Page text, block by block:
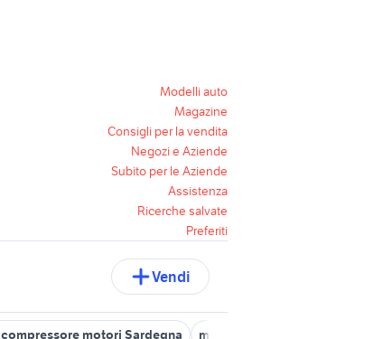
Modelli auto
Magazine
Consigli per la vendita
Negozi e Aziende
Subito per le Aziende
Assistenza
Ricerche salvate
Preferiti
Vendi
motori Sardegna motocompressore olive motori